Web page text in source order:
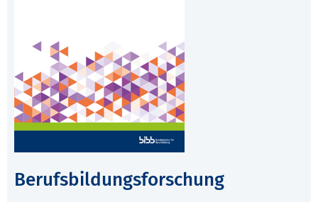
Berufsbildungsforschung